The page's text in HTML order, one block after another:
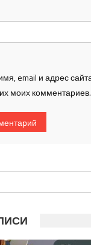
email и адрес
моих комментариев.